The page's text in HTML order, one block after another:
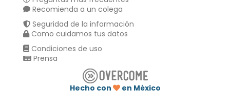
Recomienda a un colega
Seguridad de la información
Como cuidamos tus datos
Condiciones de uso
Prensa
Hecho con
en México